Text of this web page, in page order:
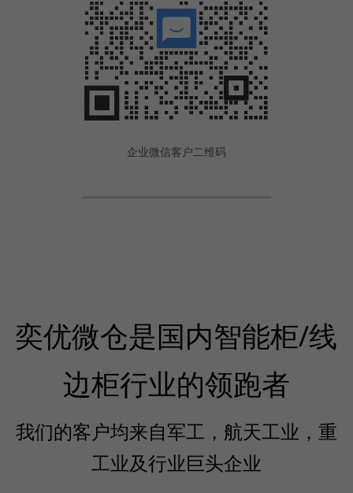
企业微信客户二维码
奕优微仓是国内智能柜/线
边柜行业的领跑者
我们的客户均来自军工，航天工业，重
工业及行业巨头企业